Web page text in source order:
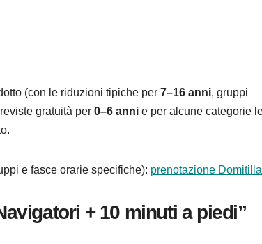
(con le riduzioni tipiche per 7–16 anni, gruppi
gratuità per 0–6 anni e per alcune categorie
e fasce orarie specifiche): prenotazione Domitilla
+ 10 minuti a piedi”